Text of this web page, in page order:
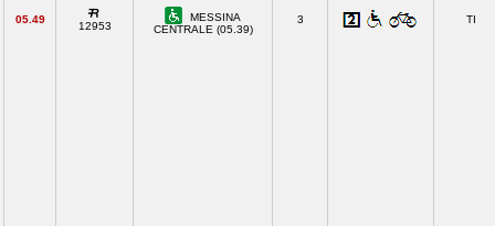
05.49
12953
MESSINA
CENTRALE (05.39)
3 TI